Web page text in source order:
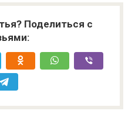
Поделиться с